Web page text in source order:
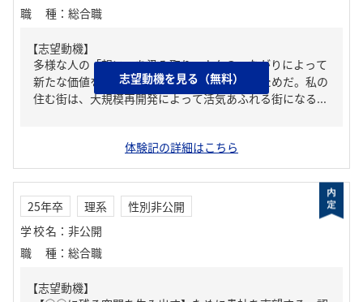
職種 ： 総合職
【志望動機】
多様な人の「想い」を汲み取り、人々のつながりによって
新たな価値を生み出す空間創りに挑戦したいためだ。私の
住む街は、大規模再開発によって活気あふれる街になる...
体験記の詳細はこちら
志望動機を見る（無料）
25年卒 理系
性別非公開
学校名 ： 非公開
職種 ： 総合職
【志望動機】